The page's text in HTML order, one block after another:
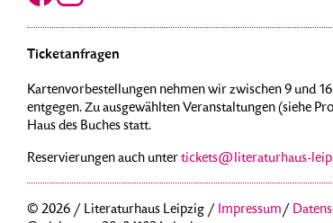
Ticketanfragen
Kartenvorbestellungen nehmen wir zwischen 9 und
entgegen. Zu ausgewählten Veranstaltungen (siehe
Haus des Buches statt.
Reservierungen auch untertickets@literaturhaus-
© 2026 / Literaturhaus Leipzig / Impressum/